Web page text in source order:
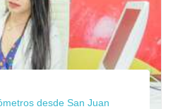
desde San Juan